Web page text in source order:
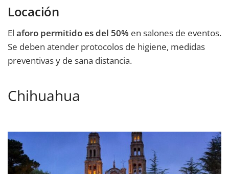
Locación
El aforo permitido es del 50% en salones de eventos.
Se deben atender protocolos de higiene, medidas
preventivas y de sana distancia.
Chihuahua